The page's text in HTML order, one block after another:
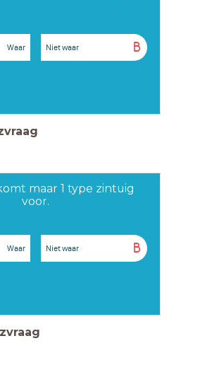
Waar B
Niet waar
maar 1 type zintuig
voor.
Waar B
Niet waar